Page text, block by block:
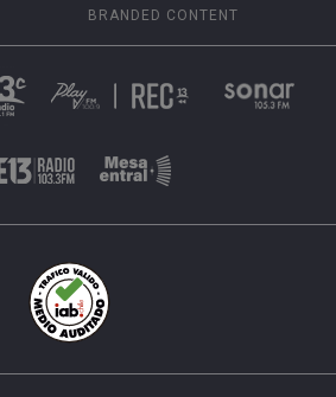
BRANDED CONTENT